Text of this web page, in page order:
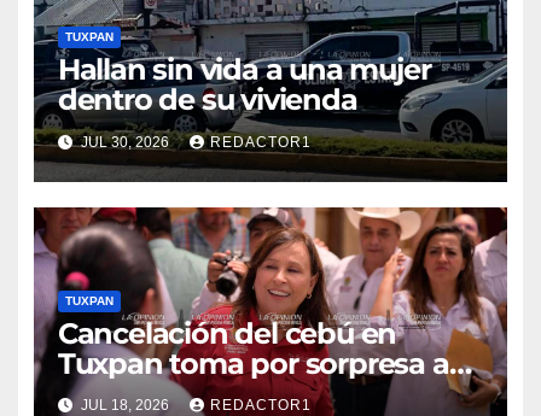
TUXPAN
Hallan sin vida a una mujer
dentro de su vivienda
JUL 30, 2026 REDACTOR1
TUXPAN
Cancelación del cebú en
Tuxpan toma por sorpresa a
Nahle
JUL 18, 2026 REDACTOR1